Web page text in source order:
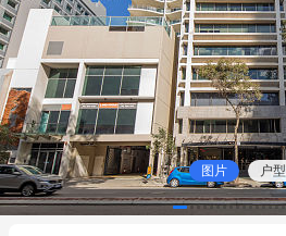
图片 户型